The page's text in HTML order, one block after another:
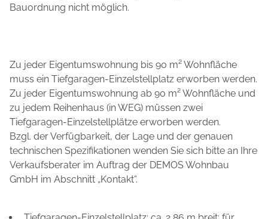
Bauordnung nicht möglich.
Zu jeder Eigentumswohnung bis 90 m² Wohnfläche
muss ein Tiefgaragen-Einzelstellplatz erworben werden.
Zu jeder Eigentumswohnung ab 90 m² Wohnfläche und
zu jedem Reihenhaus (in WEG) müssen zwei
Tiefgaragen-Einzelstellplätze erworben werden.
Bzgl. der Verfügbarkeit, der Lage und der genauen
technischen Spezifikationen wenden Sie sich bitte an Ihre
Verkaufsberater im Auftrag der DEMOS Wohnbau
GmbH im Abschnitt „Kontakt“.